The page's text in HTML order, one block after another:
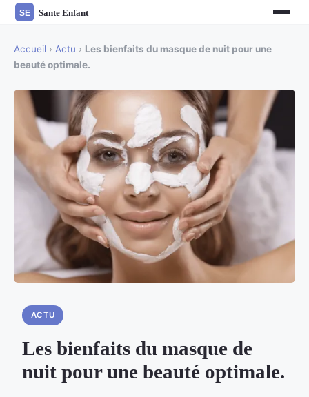
Accueil › Actu › Les bienfaits du masque de nuit pour une
beauté optimale.
ACTU
Les bienfaits du masque de
nuit pour une beauté optimale.